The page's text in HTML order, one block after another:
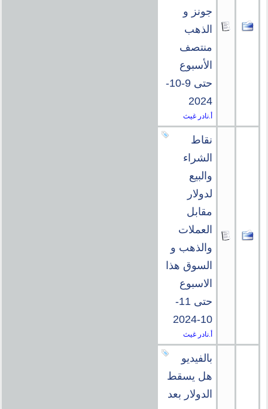
جونز و
الذهب
منتصف
الأسبوع
حتى 9-10-
2024
أ.نادر غيث
نقاط
الشراء
والبيع
لدولار
مقابل
العملات
والذهب و
السوق هذا
الاسبوع
حتى 11-
10-2024
أ.نادر غيث
بالفيديو
هل يسقط
الدولار بعد